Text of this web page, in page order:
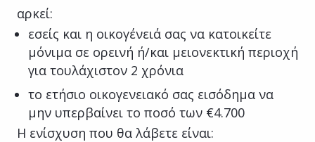
αρκεί:
εσείς και η οικογένειά σας να κατοικείτε
μόνιμα σε ορεινή ή/και μειονεκτική περιοχή
για τουλάχιστον 2 χρόνια
το ετήσιο οικογενειακό σας εισόδημα να
μην υπερβαίνει το ποσό των €4.700
Η ενίσχυση που θα λάβετε είναι: